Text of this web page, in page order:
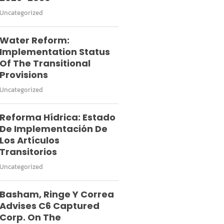
Reform:
Status
The Transitional
Hídrica: Estado
Implementación De
Artículos
Ringe Y Correa
C6 Captured
On The